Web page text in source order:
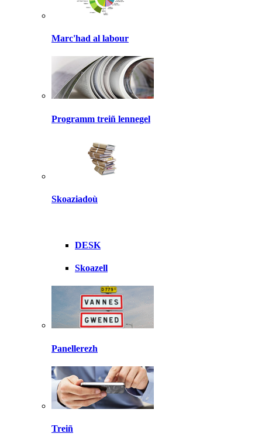
Marc'had al labour
Programm treiñ lennegel
Skoaziadoù
DESK
Skoazell
Panellerezh
Treiñ